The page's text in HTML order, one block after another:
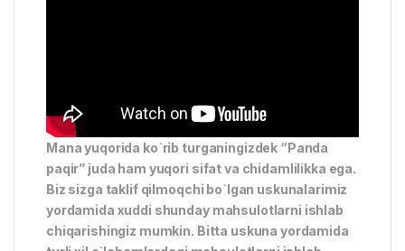
Mana yuqorida ko`rib turganingizdek “Panda
paqir” juda ham yuqori sifat va chidamlilikka ega.
Biz sizga taklif qilmoqchi bo`lgan uskunalarimiz
yordamida xuddi shunday mahsulotlarni ishlab
chiqarishingiz mumkin. Bitta uskuna yordamida